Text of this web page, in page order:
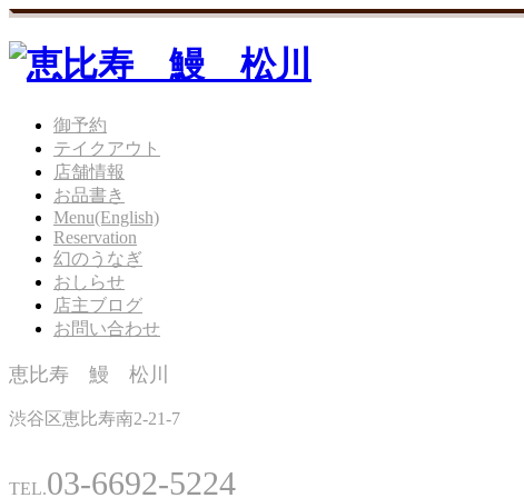
御予約
テイクアウト
店舗情報
お品書き
Menu(English)
Reservation
幻のうなぎ
おしらせ
店主ブログ
お問い合わせ
恵比寿 鰻 松川
渋谷区恵比寿南2-21-7
TEL.03-6692-5224